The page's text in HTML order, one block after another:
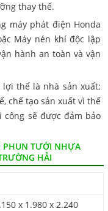
thay thế.
máy phát điện Honda
Máy nén khí độc lập
hành an toàn và vận
thế là nhà sản xuất;
chế tạo sản xuất vì thế
sẽ được đảm bảo
PHUN TƯỚI NHỰA
HẢI
x 1.980 x 2.240